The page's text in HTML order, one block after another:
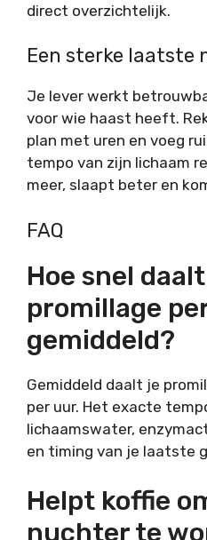
direct overzichtelijk.
Een sterke laatste
Je lever werkt
voor wie haast heeft.
plan met uren en voeg
tempo van zijn lichaam
meer, slaapt beter en
FAQ
Hoe snel
promillage
gemiddeld?
Gemiddeld daalt je
per uur. Het exacte
lichaamswater,
en timing van je laatste
Helpt koffie
nuchter te